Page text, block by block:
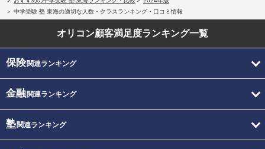
中学受験 塾 東海の適切な人数・クラスランキング・口コミ情報
オリコン顧客満足度ランキング一覧
保険関連ランキング
金融関連ランキング
塾関連ランキング